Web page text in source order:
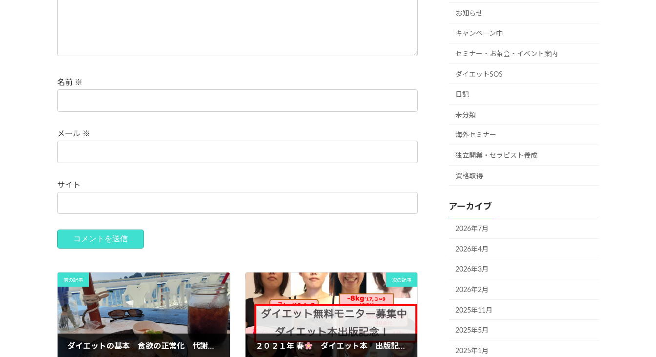
名前 ※
メール ※
サイト
前の記事
ダイエットの基本 食欲の正常化 代謝を上げる
次の記事
２０２１年 春 ダイエット本 出版記念☆モニター１０名限定募集！
お知らせ
キャンペーン中
セミナー・お茶会・イベント案内
ダイエットSOS
日記
未分類
海外セミナー
独立開業・セラピスト養成
資格取得
アーカイブ
2026年7月
2026年4月
2026年3月
2026年2月
2025年11月
2025年5月
2025年1月